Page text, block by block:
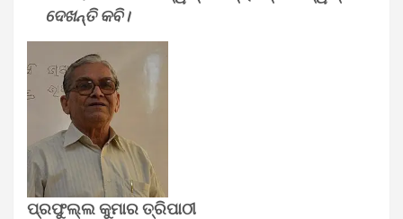
ଦେଖନ୍ତି କବି।
ପ୍ରଫୁଲ୍ଲ କୁମାର ତ୍ରିପାଠୀ